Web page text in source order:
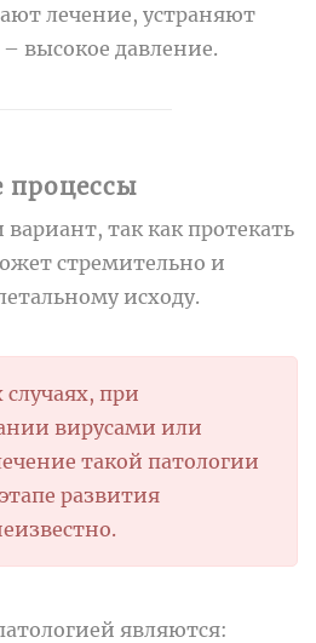
лечение, устраняют
высокое давление.
так как протекать
стремительно и
исходу.
при
вирусами или
такой патологии
развития
являются: